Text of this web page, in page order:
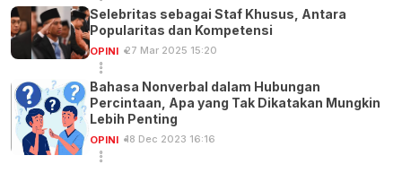
Selebritas sebagai Staf Khusus, Antara
Popularitas dan Kompetensi
OPINI 27 Mar 2025 15:20
Bahasa Nonverbal dalam Hubungan
Percintaan, Apa yang Tak Dikatakan Mungkin
Lebih Penting
OPINI 18 Dec 2023 16:16